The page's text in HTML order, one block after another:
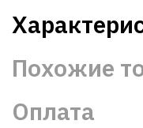
Похожие
Оплата